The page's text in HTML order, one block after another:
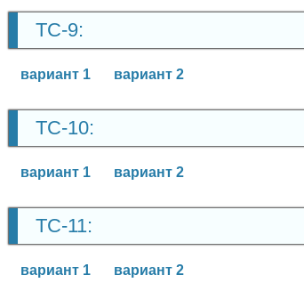
ТС-9:
вариант 1 вариант 2
ТС-10:
вариант 1 вариант 2
ТС-11:
вариант 1 вариант 2